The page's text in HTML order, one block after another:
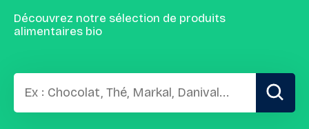
Découvrez notre sélection de produits
alimentaires bio